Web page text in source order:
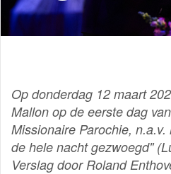
Op donderdag 12 maart
Mallon op de eerste dag
Missionaire Parochie,
de hele nacht gezwoegd"
Verslag door Roland